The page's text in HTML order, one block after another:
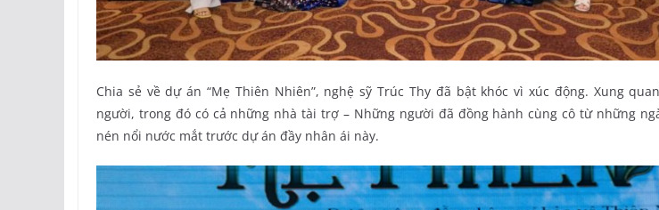
Chia sẻ về dự án “Mẹ Thiên Nhiên”, nghệ sỹ Trúc Thy đã bật khóc vì xúc động. Xung
người, trong đó có cả những nhà tài trợ – Những người đã đồng hành cùng cô từ những
nén nổi nước mắt trước dự án đầy nhân ái này.